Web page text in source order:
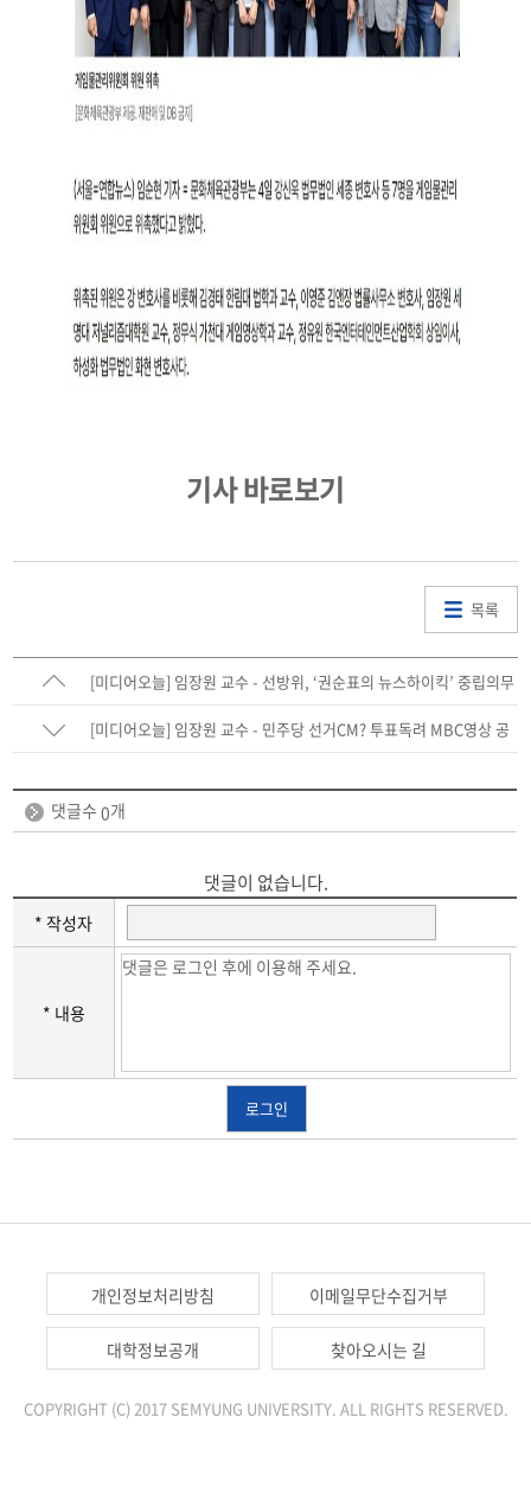
기사 바로보기
목록
[미디어오늘] 임장원 교수 - 선방위, ‘권순표의 뉴스하이킥’ 중립의무
위반 ‘행정지도’ 의결
[미디어오늘] 임장원 교수 - 민주당 선거CM? 투표독려 MBC영상 공
댓글수0개
댓글이 없습니다.
* 작성자
* 내용
로그인
개인정보처리방침 이메일무단수집거부
대학정보공개 찾아오시는 길
COPYRIGHT (C) 2017 SEMYUNG UNIVERSITY. ALL RIGHTS RESERVED.